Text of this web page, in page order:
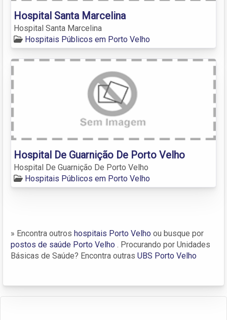
Hospital Santa Marcelina
Hospital Santa Marcelina
Hospitais Públicos em Porto Velho
Hospital De Guarnição De Porto Velho
Hospital De Guarnição De Porto Velho
Hospitais Públicos em Porto Velho
» Encontra outros hospitais Porto Velho ou busque por
postos de saúde Porto Velho . Procurando por Unidades
Básicas de Saúde? Encontra outras UBS Porto Velho